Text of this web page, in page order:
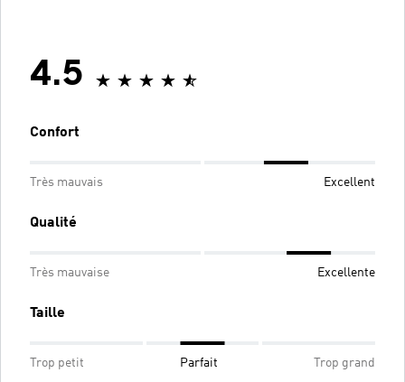
4.5
Confort
Très mauvais Excellent
Qualité
Très mauvaise Excellente
Taille
Trop petit Parfait Trop grand